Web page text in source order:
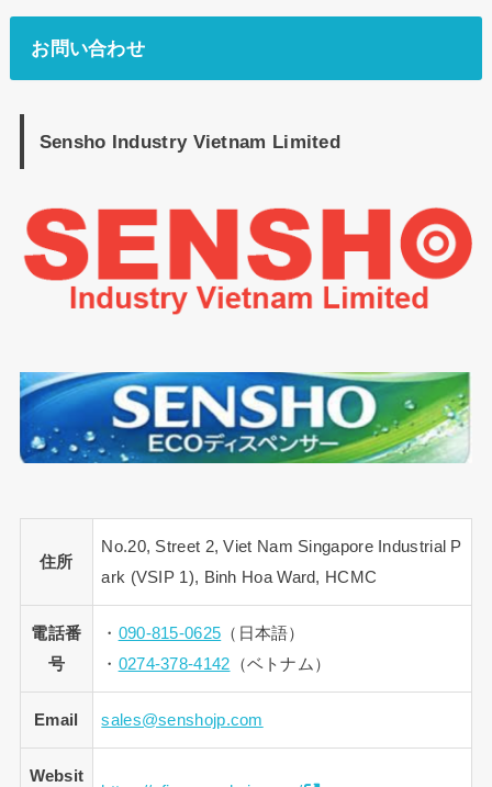
お問い合わせ
Sensho Industry Vietnam Limited
住所
No.20, Street 2, Viet Nam Singapore Industrial P
ark (VSIP 1), Binh Hoa Ward, HCMC
電話番
号
・ 090-815-0625 （日本語）
・ 0274-378-4142 （ベトナム）
Email sales@senshojp.com
Websit